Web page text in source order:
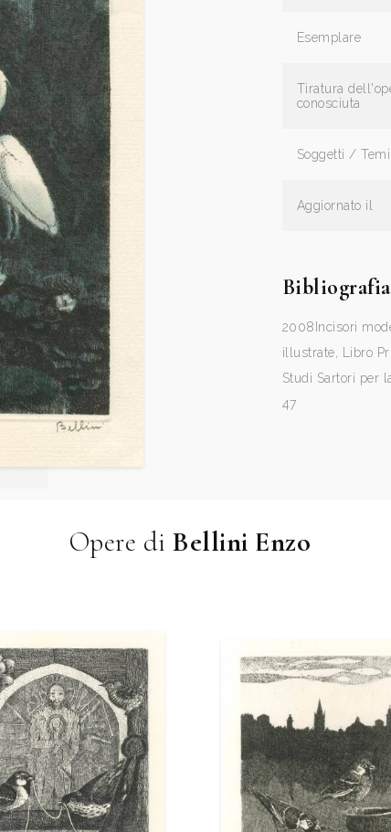
Esemplare
Tiratura
conosciuta
Soggetti / Temi
Aggiornato il
Bibliografia
2008 Incisori
illustrate, Libro
Studi Sartori per
47
Opere diBellini Enzo